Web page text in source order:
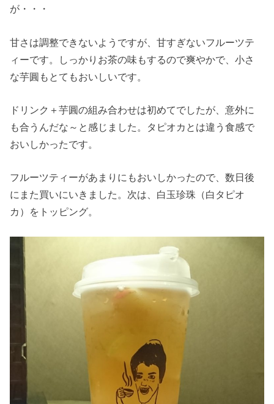
が・・・
甘さは調整できないようですが、甘すぎないフルーツテ
ィーです。しっかりお茶の味もするので爽やかで、小さ
な芋圓もとてもおいしいです。
ドリンク＋芋圓の組み合わせは初めてでしたが、意外に
も合うんだな～と感じました。タピオカとは違う食感で
おいしかったです。
フルーツティーがあまりにもおいしかったので、数日後
にまた買いにいきました。次は、白玉珍珠（白タピオ
カ）をトッピング。